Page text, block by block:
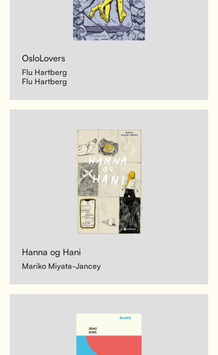
OsloLovers
Flu Hartberg
Flu Hartberg
Hanna og Hani
Mariko Miyata-Jancey